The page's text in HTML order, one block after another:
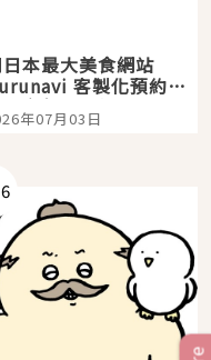
本最大美食網站
客製化預約九
都市餐廳，打造專屬
體驗！
年07月03日
6